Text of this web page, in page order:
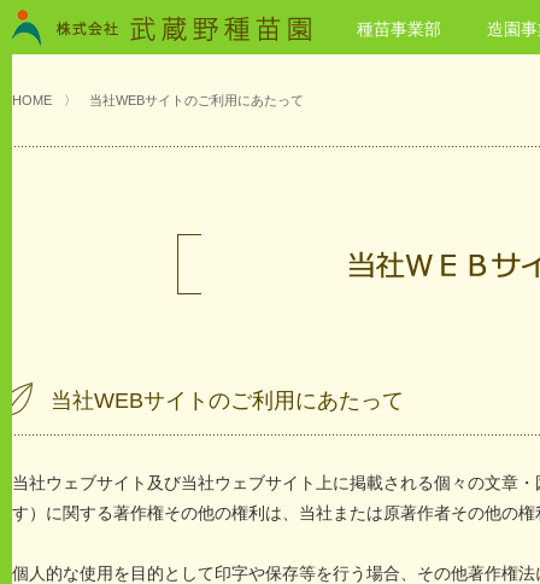
種苗事業部 造園
HOME 〉 当社WEBサイトのご利用にあたって
当社WEBサイトのご利用にあたって
当社ウェブサイト及び当社ウェブサイト上に掲載される個々の文章
す）に関する著作権その他の権利は、当社または原著作者その他の
個人的な使用を目的として印字や保存等を行う場合、その他著作権